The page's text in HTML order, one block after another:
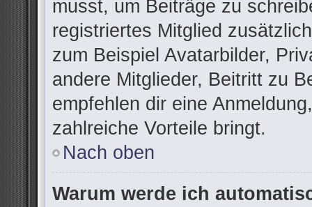
musst, um Beiträge zu
registriertes Mitglied
zum Beispiel Avatarbilder,
andere Mitglieder, Beitritt zu
empfehlen dir eine
zahlreiche Vorteile bringt.
Nach oben
Warum werde ich